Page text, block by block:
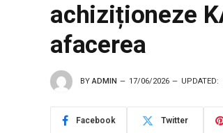
achiziționeze
afacerea
BY ADMIN 17/06/2026 UPDATED:
Facebook Twitter